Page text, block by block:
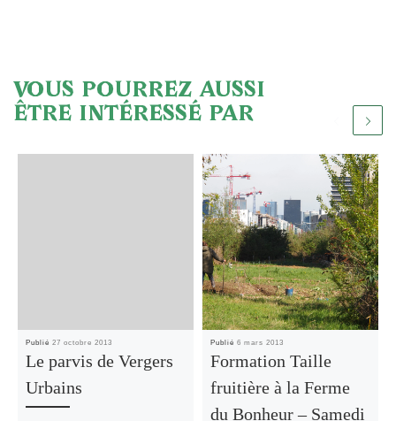
VOUS POURREZ AUSSI
ÊTRE INTÉRESSÉ PAR
Publié 27 octobre 2013
Le parvis de Vergers
Urbains
Publié 6 mars 2013
Formation Taille
fruitière à la Ferme
du Bonheur – Samedi